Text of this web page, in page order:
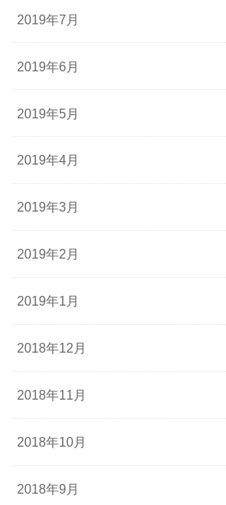
2019年7月
2019年6月
2019年5月
2019年4月
2019年3月
2019年2月
2019年1月
2018年12月
2018年11月
2018年10月
2018年9月